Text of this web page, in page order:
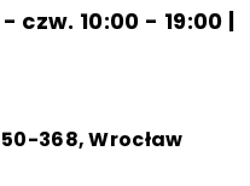
czw. 10:00 - 19:00 |
368, Wrocław